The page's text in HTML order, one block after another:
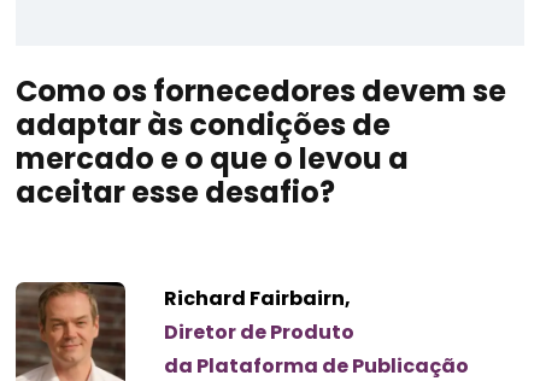
Como os fornecedores devem se
adaptar às condições de
mercado e o que o levou a
aceitar esse desafio?
Richard Fairbairn,
Diretor de Produto
da Plataforma de Publicação